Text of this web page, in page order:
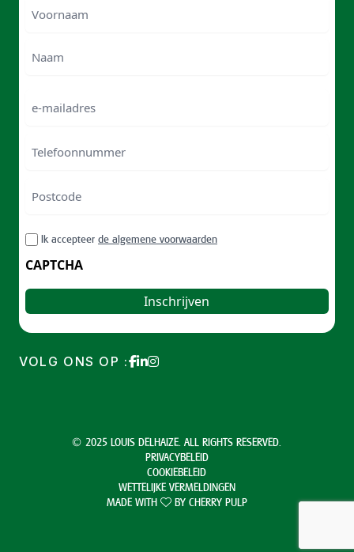
mailadres
/
Postal
RGPDIk accepteer de algemene voorwaarden
CAPTCHA
VOLG ONS OP :
© 2025 LOUIS DELHAIZE. ALL RIGHTS RESERVED.
PRIVACYBELEID
COOKIEBELEID
WETTELIJKE VERMELDINGEN
MADE WITH
BY CHERRY PULP